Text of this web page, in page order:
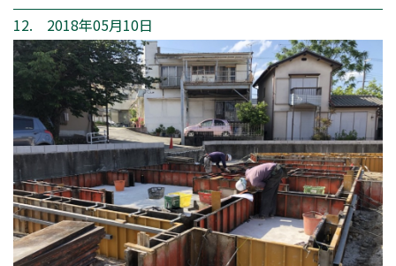
12. 2018年05月10日